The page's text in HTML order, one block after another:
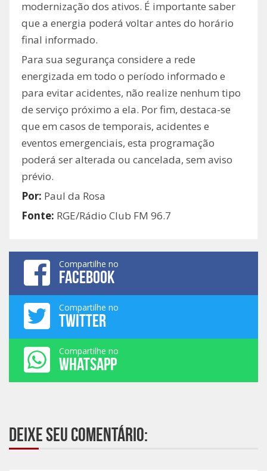
modernização dos ativos. É importante saber
que a energia poderá voltar antes do horário
final informado.
Para sua segurança considere a rede
energizada em todo o período informado e
para evitar acidentes, não realize nenhum tipo
de serviço próximo a ela. Por fim, destaca-se
que em casos de temporais, acidentes e
eventos emergenciais, esta programação
poderá ser alterada ou cancelada, sem aviso
prévio.
Por: Paul da Rosa
Fonte: RGE/Rádio Club FM 96.7
Compartilhe no
FACEBOOK
Compartilhe no
TWITTER
Compartilhe no
WHATSAPP
Deixe seu comentário: